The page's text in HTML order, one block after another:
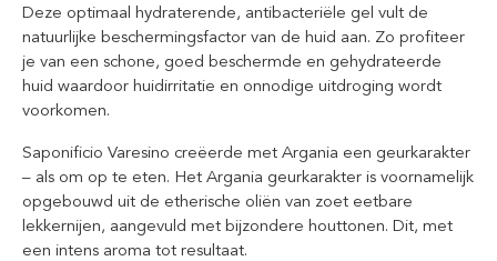
Deze optimaal hydraterende, antibacteriële gel vult de
natuurlijke beschermingsfactor van de huid aan. Zo profiteer
je van een schone, goed beschermde en gehydrateerde
huid waardoor huidirritatie en onnodige uitdroging wordt
voorkomen.
Saponificio Varesino creëerde met Argania een geurkarakter
– als om op te eten. Het Argania geurkarakter is voornamelijk
opgebouwd uit de etherische oliën van zoet eetbare
lekkernijen, aangevuld met bijzondere houttonen. Dit, met
een intens aroma tot resultaat.